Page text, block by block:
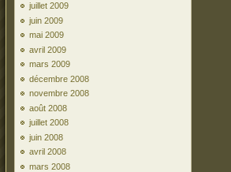
juillet 2009
juin 2009
mai 2009
avril 2009
mars 2009
décembre 2008
novembre 2008
août 2008
juillet 2008
juin 2008
avril 2008
mars 2008